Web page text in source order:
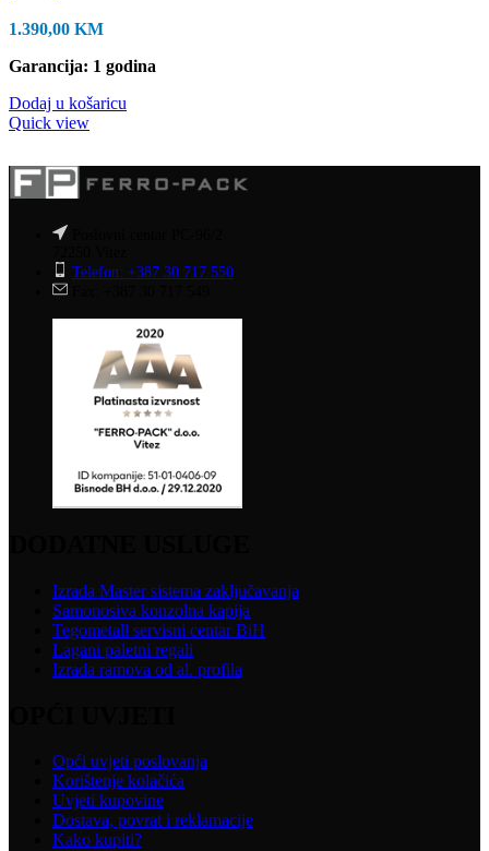
1.390,00 KM
Garancija: 1 godina
Dodaj u košaricu
Quick view
Telefon: +387 30 717 550
Izrada Master sistema zaključavanja
Samonosiva konzolna kapija
Tegometall servisni centar BiH
Lagani paletni regali
Izrada ramova od al. profila
Opći uvjeti poslovanja
Korištenje kolačića
Uvjeti kupovine
Dostava, povrat i reklamacije
Kako kupiti?